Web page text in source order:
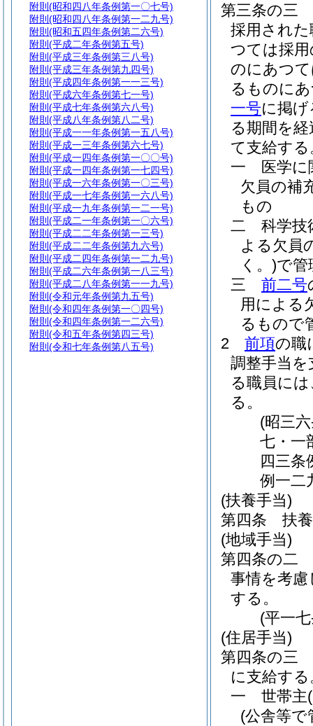
第三条の三
採用され
つては採
のにあつ
るものに
一号に掲
る期間を
て支給する
一
医学
欠員の補
もの
二
科学技
よる欠員
く。)で管
三
前二号
用による
るもので
2
前項の職
調整手当
る職員には
る。
(昭三
七・一
四三条
例一二
(扶養手当)
第四条
扶
(地域手当)
第四条の二
事情を考
する。
(平一
(住居手当)
第四条の三
に支給する
一
世帯主
(公舎等
附則 (昭和四八年条例第一〇七号)
附則 (昭和四八年条例第一二九号)
附則 (昭和五四年条例第二六号)
附則 (平成二年条例第五号)
附則 (平成三年条例第三八号)
附則 (平成三年条例第九四号)
附則 (平成四年条例第一一三号)
附則 (平成六年条例第七一号)
附則 (平成七年条例第六八号)
附則 (平成八年条例第八二号)
附則 (平成一一年条例第一五八号)
附則 (平成一三年条例第六七号)
附則 (平成一四年条例第一〇〇号)
附則 (平成一四年条例第一七四号)
附則 (平成一六年条例第一〇三号)
附則 (平成一七年条例第一六八号)
附則 (平成一九年条例第一二一号)
附則 (平成二一年条例第一〇六号)
附則 (平成二二年条例第一三号)
附則 (平成二二年条例第九六号)
附則 (平成二四年条例第一二九号)
附則 (平成二六年条例第一八三号)
附則 (平成二八年条例第一一九号)
附則 (令和元年条例第九五号)
附則 (令和四年条例第一〇四号)
附則 (令和四年条例第一二六号)
附則 (令和五年条例第四三号)
附則 (令和七年条例第八五号)